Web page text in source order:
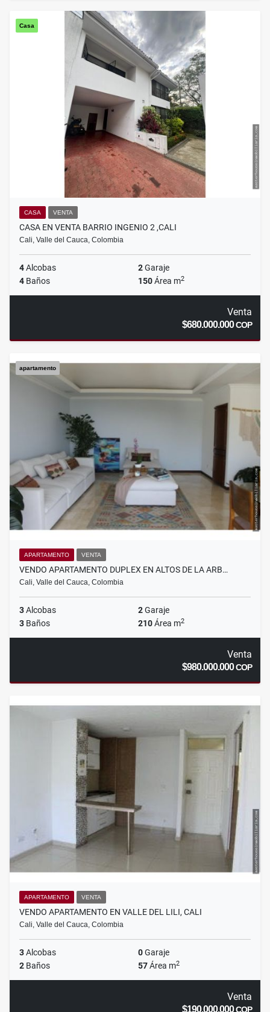
Casa
CASA VENTA
CASA EN VENTA BARRIO INGENIO 2 ,CALI
Cali, Valle del Cauca, Colombia
4Alcobas 2Garaje
4 Baños 150Área m2
Venta
$680.000.000COP
apartamento
APARTAMENTO VENTA
VENDO APARTAMENTO DUPLEX EN ALTOS DE LA ARB…
Cali, Valle del Cauca, Colombia
3Alcobas 2Garaje
3 Baños 210Área m2
Venta
$980.000.000COP
APARTAMENTO VENTA
VENDO APARTAMENTO EN VALLE DEL LILI, CALI
Cali, Valle del Cauca, Colombia
3Alcobas 0Garaje
2 Baños 57Área m2
Venta
$190.000.000COP